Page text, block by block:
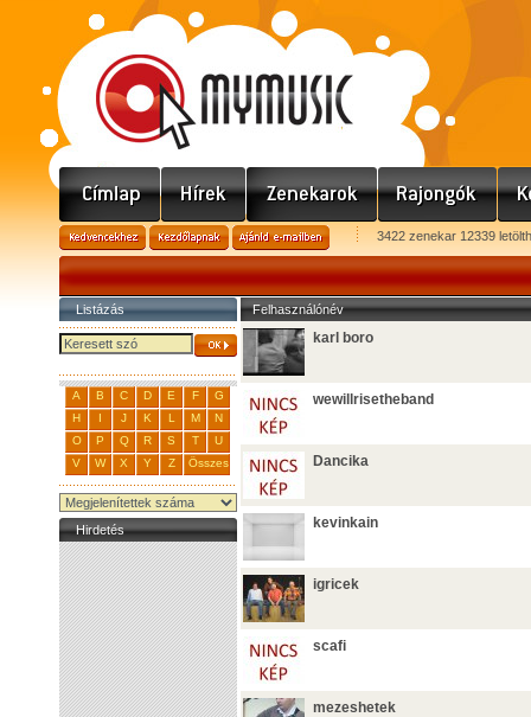
3422 zenekar 12339
Listázás
A B C D E F
G
H
I J K L M
N
O
P Q R S T
U
V
W X Y Z Összes
Hirdetés
Felhasználónév
karl boro
wewillrisetheband
Dancika
kevinkain
igricek
scafi
mezeshetek